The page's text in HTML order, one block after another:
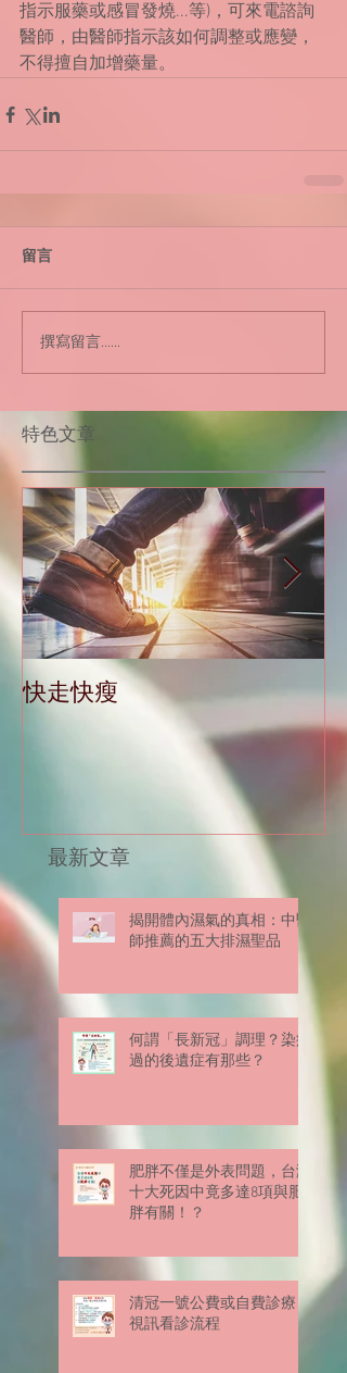
指示服藥或感冒發燒...等)，可來電諮詢
醫師，由醫師指示該如何調整或應變，
不得擅自加增藥量。
留言
撰寫留言......
​特色文章
快走快瘦
最新文章
揭開體內濕氣的真相：中醫
師推薦的五大排濕聖品
何謂「長新冠」調理？染疫
過的後遺症有那些？
肥胖不僅是外表問題，台灣
十大死因中竟多達8項與肥
胖有關！？
清冠一號公費或自費診療
視訊看診流程